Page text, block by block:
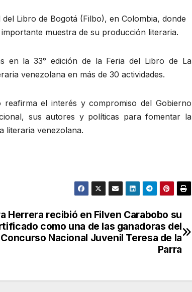
Libro de Bogotá (Filbo), en Colombia, donde
muestra de su producción literaria.
en la 33° edición de la Feria del Libro de La
venezolana en más de 30 actividades.
el interés y compromiso del Gobierno
sus autores y políticas para fomentar la
literaria venezolana.
Herrera recibió en Filven Carabobo su
como una de las ganadoras del
Concurso Nacional Juvenil Teresa de la
Parra